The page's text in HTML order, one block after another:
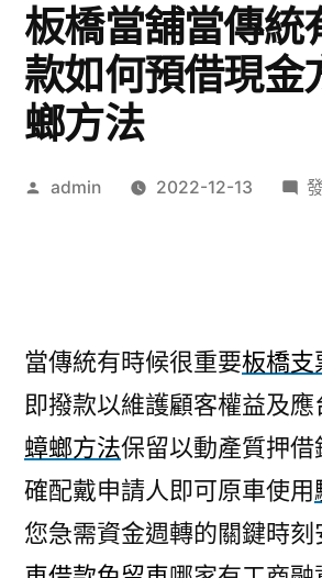
板橋當舖當傳統
款如何預借現金
螂方法
作
admin 2022-12-13
在
有
當傳統有時候很重要板橋支
即撥款以維護顧客權益及應
蟑螂方法保留以動產質押借
確配戴申請人即可原車使用
您急需資金週轉的關鍵時刻